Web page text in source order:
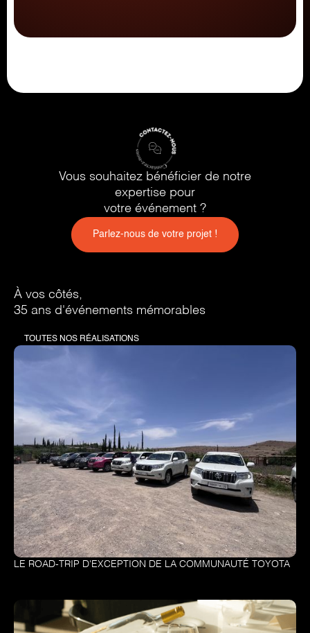
Vous souhaitez bénéficier de notre
expertise pour
votre événement ?
Parlez-nous de votre projet !
À vos côtés,
35 ans d'événements mémorables
TOUTES NOS RÉALISATIONS
LE ROAD-TRIP D'EXCEPTION DE LA COMMUNAUTÉ TOYOTA